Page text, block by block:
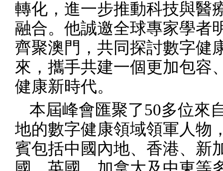
轉化，進一步推動科技與醫
融合。他誠邀全球專家學者
齊聚澳門，共同探討數字健
來，攜手共建一個更加包容
健康新時代。
本屆峰會匯聚了50多位來
地的數字健康領域領軍人物
賓包括中國內地、香港、新